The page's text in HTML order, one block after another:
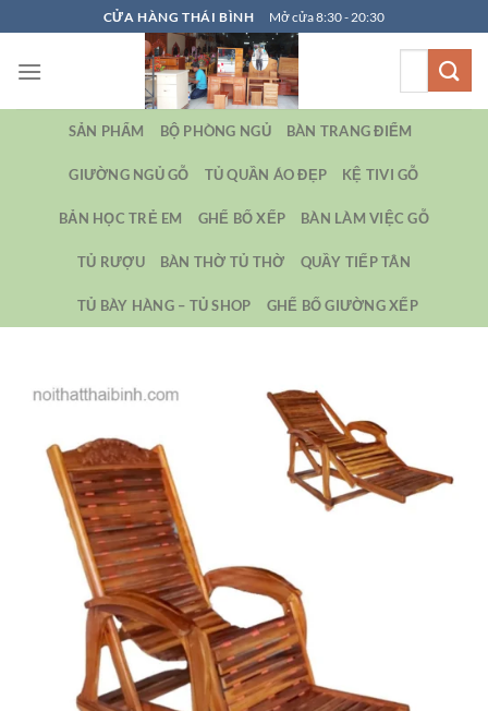
qua
nội
CỬA HÀNG THÁI BÌNH Mở cửa 8:30 - 20:30
SẢN PHẨM BỘ PHÒNG NGỦ BÀN TRANG ĐIỂM
GIƯỜNG NGỦ GỖ TỦ QUẦN ÁO ĐẸP KỆ TIVI GỖ
BẢN HỌC TRẺ EM GHẾ BỐ XẾP BÀN LÀM VIỆC GỖ
TỦ RƯỢU BÀN THỜ TỦ THỜ QUẦY TIẾP TÂN
TỦ BÀY HÀNG – TỦ SHOP GHẾ BỐ GIƯỜNG XẾP